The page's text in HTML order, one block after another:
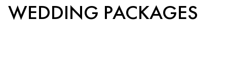
WEDDING PACKAGES